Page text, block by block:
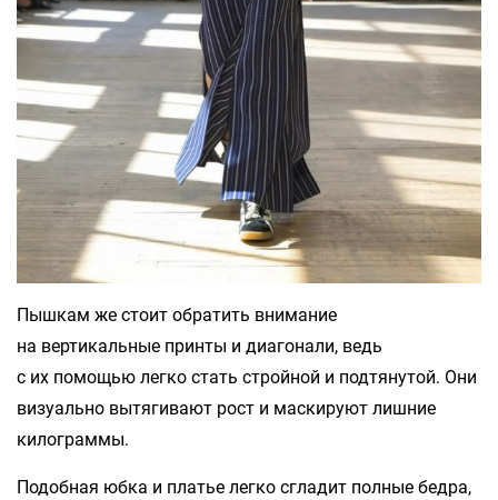
Пышкам же стоит обратить внимание
на вертикальные принты и диагонали, ведь
с их помощью легко стать стройной и подтянутой. Они
визуально вытягивают рост и маскируют лишние
килограммы.
Подобная юбка и платье легко сгладит полные бедра,